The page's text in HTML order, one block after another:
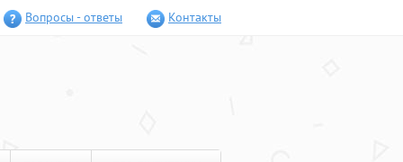
Вопросы - ответы Контакты